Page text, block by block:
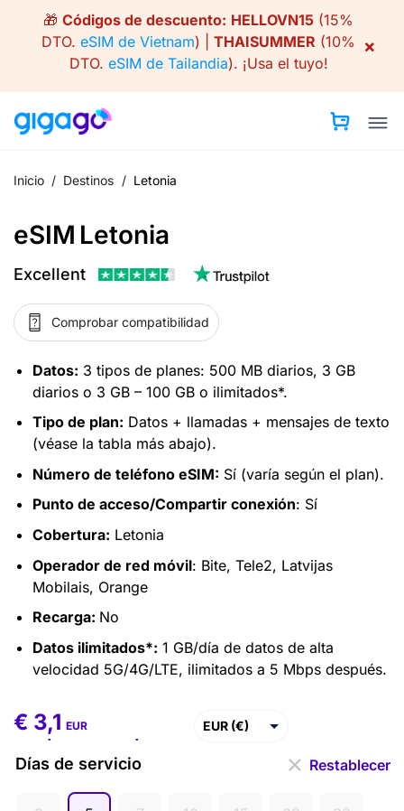
🎁 Códigos de descuento: HELLOVN15 (15%
DTO. eSIM de Vietnam) | THAISUMMER (10%
DTO. eSIM de Tailandia). ¡Usa el tuyo!
×
Inicio / Destinos / Letonia
eSIM Letonia
Excellent
Comprobar compatibilidad
Datos: 3 tipos de planes: 500 MB diarios, 3 GB
diarios o 3 GB – 100 GB o ilimitados*.
Tipo de plan: Datos + llamadas + mensajes de texto
(véase la tabla más abajo).
Número de teléfono eSIM: Sí (varía según el plan).
Punto de acceso/Compartir conexión: Sí
Cobertura: Letonia
Operador de red móvil: Bite, Tele2, Latvijas
Mobilais, Orange
Recarga: No
Datos ilimitados*: 1 GB/día de datos de alta
velocidad 5G/4G/LTE, ilimitados a 5 Mbps después.
€ 3,1 –€ EUR (€)
Días de servicio Restablecer
€ 3,1 EUR